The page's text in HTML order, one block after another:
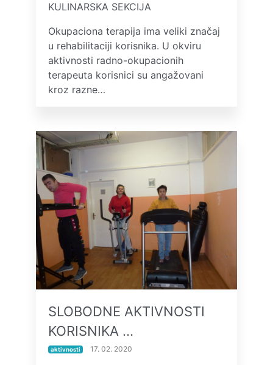
KULINARSKA SEKCIJA
Okupaciona terapija ima veliki značaj
u rehabilitaciji korisnika. U okviru
aktivnosti radno-okupacionih
terapeuta korisnici su angažovani
kroz razne…
SLOBODNE AKTIVNOSTI
KORISNIKA …
aktivnosti 17. 02. 2020